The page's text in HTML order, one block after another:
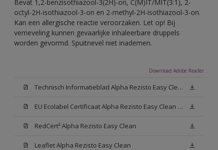
Bevat 1,2-benzisothiazool-3(2H)-on, C(M)IT/MIT(3:1), 2-
octyl-2H-isothiazool-3-on en 2-methyl-2H-isothiazool-3-on.
Kan een allergische reactie veroorzaken. Let op! Bij
verneveling kunnen gevaarlijke inhaleerbare druppels
worden gevormd. Spuitnevel niet inademen.
Download Adobe Reader
Technisch Informatieblad Alpha Rezisto Easy Clean (PDF)
EU Ecolabel Certificaat Alpha Rezisto Easy Clean Mat
RedCert² Alpha Rezisto Easy Clean
Leaflet Alpha Rezisto Easy Clean